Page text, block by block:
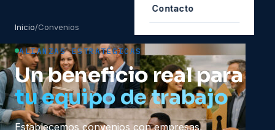
Contacto
Inicio/Convenios
ALIANZAS ESTRATÉGICAS
Un beneficio real para
tu equipo de trabajo
Establecemos convenios con empresas,